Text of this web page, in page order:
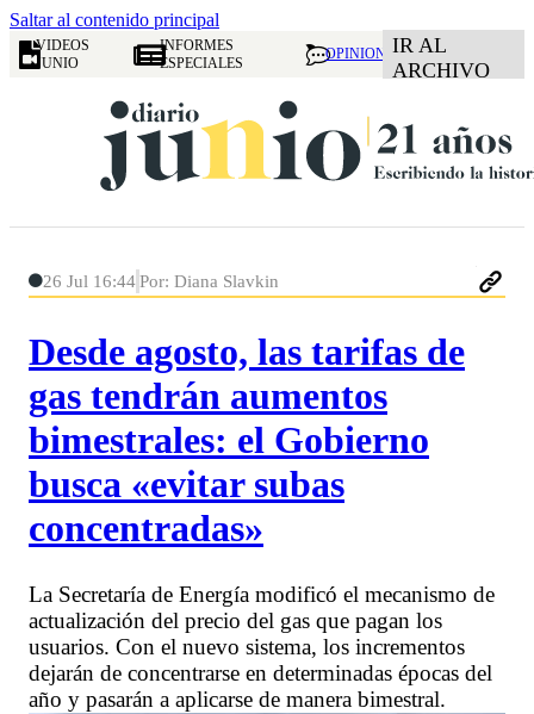
Saltar al contenido principal
VIDEOS
JUNIO
INFORMES
ESPECIALES
OPINION IR AL
ARCHIVO
26 Jul 16:44Por: Diana Slavkin
Desde agosto, las tarifas de
gas tendrán aumentos
bimestrales: el Gobierno
busca «evitar subas
concentradas»
La Secretaría de Energía modificó el mecanismo de
actualización del precio del gas que pagan los
usuarios. Con el nuevo sistema, los incrementos
dejarán de concentrarse en determinadas épocas del
año y pasarán a aplicarse de manera bimestral.